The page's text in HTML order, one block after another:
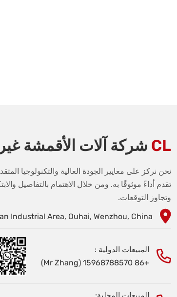
CL شركة آلات الأقمشة
نحن نركز على معايير الجودة العالية والتكنولوجيا
تقدم أداءً موثوقًا به. ومن خلال الاهتمام بالتفاصيل
وتجاوز التوقعات.
Industrial Area, Ouhai, Wenzhou, China
المبيعات الدولية :
+86 15968788570 (Mr Zhang)